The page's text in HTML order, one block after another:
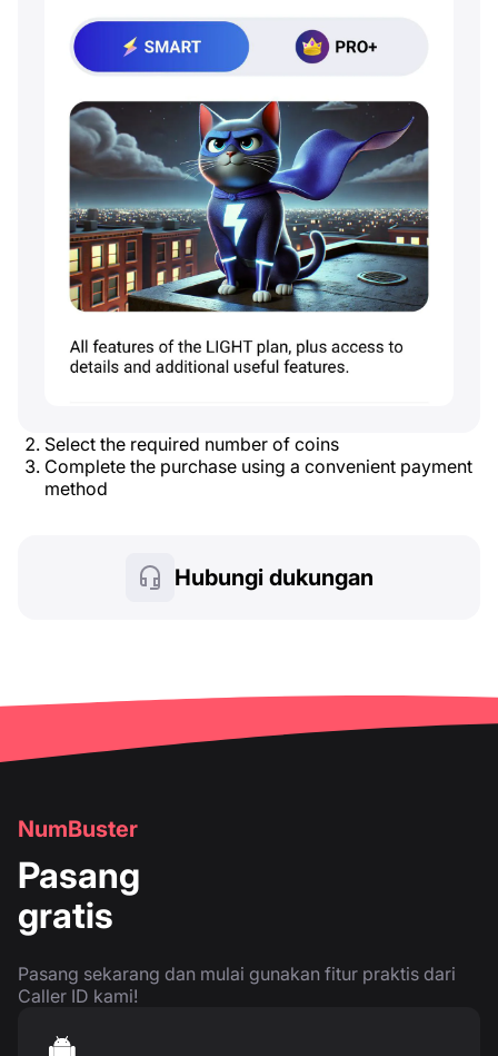
Select the required number of coins
Complete the purchase using a convenient payment
method
Hubungi dukungan
NumBuster
Pasang
gratis
Pasang sekarang dan mulai gunakan fitur praktis dari
Caller ID kami!